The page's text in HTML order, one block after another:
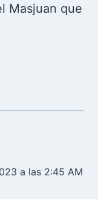
Masjuan que
a las 2:45 AM